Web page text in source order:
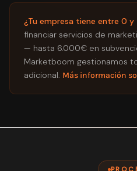
¿Tu empresa tiene entre 0
financiar servicios de
— hasta 6.000€ en
Marketboom gestionamos
adicional. Más información